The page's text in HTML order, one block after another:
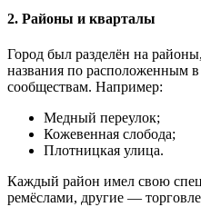
2. Районы и кварталы
Город был разделён на
названия по расположенным
сообществам. Например:
Медный переулок;
Кожевенная слобода;
Плотницкая улица.
Каждый район имел свою
ремёслами, другие —